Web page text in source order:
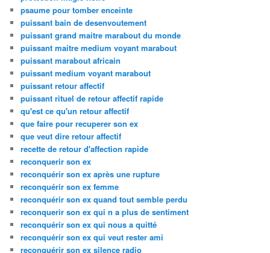
psaume pour tomber enceinte
puissant bain de desenvoutement
puissant grand maitre marabout du monde
puissant maitre medium voyant marabout
puissant marabout africain
puissant medium voyant marabout
puissant retour affectif
puissant rituel de retour affectif rapide
qu'est ce qu'un retour affectif
que faire pour recuperer son ex
que veut dire retour affectif
recette de retour d'affection rapide
reconquerir son ex
reconquérir son ex après une rupture
reconquérir son ex femme
reconquérir son ex quand tout semble perdu
reconquerir son ex qui n a plus de sentiment
reconquérir son ex qui nous a quitté
reconquérir son ex qui veut rester ami
reconquérir son ex silence radio